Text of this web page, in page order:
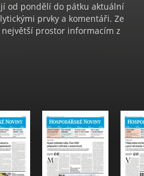
od pondělí do pátku aktuální
prvky a komentáři. Ze
prostor informacím z